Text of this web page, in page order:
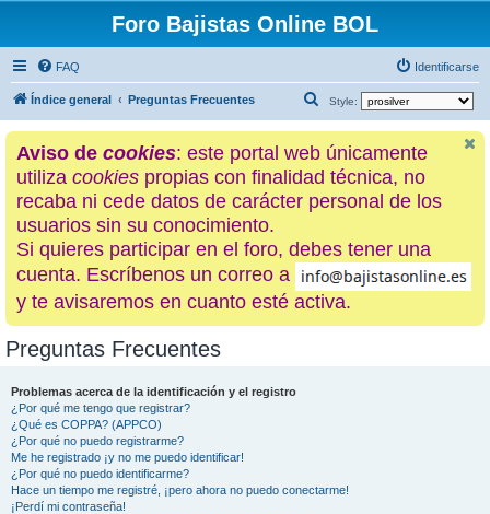
Foro Bajistas Online BOL
FAQ Identificarse
Índice general Preguntas Frecuentes Style:
u
c
a
Aviso de cookies: este portal web únicamente
utiliza cookies propias con finalidad técnica, no
recaba ni cede datos de carácter personal de los
usuarios sin su conocimiento.
Si quieres participar en el foro, debes tener una
cuenta. Escríbenos un correo a
y te avisaremos en cuanto esté activa.
Preguntas Frecuentes
Problemas acerca de la identificación y el registro
¿Por qué me tengo que registrar?
¿Qué es COPPA? (APPCO)
¿Por qué no puedo registrarme?
Me he registrado ¡y no me puedo identificar!
¿Por qué no puedo identificarme?
Hace un tiempo me registré, ¡pero ahora no puedo conectarme!
¡Perdí mi contraseña!